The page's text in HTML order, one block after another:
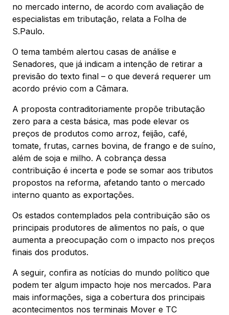
no mercado interno, de acordo com avaliação de
especialistas em tributação, relata a Folha de
S.Paulo.
O tema também alertou casas de análise e
Senadores, que já indicam a intenção de retirar a
previsão do texto final – o que deverá requerer um
acordo prévio com a Câmara.
A proposta contraditoriamente propõe tributação
zero para a cesta básica, mas pode elevar os
preços de produtos como arroz, feijão, café,
tomate, frutas, carnes bovina, de frango e de suíno,
além de soja e milho. A cobrança dessa
contribuição é incerta e pode se somar aos tributos
propostos na reforma, afetando tanto o mercado
interno quanto as exportações.
Os estados contemplados pela contribuição são os
principais produtores de alimentos no país, o que
aumenta a preocupação com o impacto nos preços
finais dos produtos.
A seguir, confira as notícias do mundo político que
podem ter algum impacto hoje nos mercados. Para
mais informações, siga a cobertura dos principais
acontecimentos nos terminais Mover e TC